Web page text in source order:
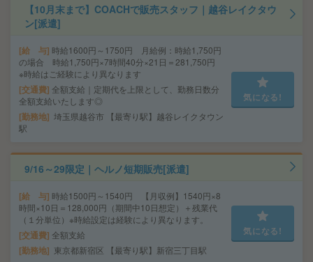
【10月末まで】COACHで販売スタッフ｜越谷レイクタウ
ン[派遣]
給 与 時給1600円～1750円 月給例：時給1,750円
の場合 時給1,750円×7時間40分×21日＝281,750円
※時給はご経験により異なります
交通費 全額支給｜定期代を上限として、勤務日数分
全額支給いたします◎
勤務地 埼玉県越谷市 【最寄り駅】越谷レイクタウン
駅
気になる!
9/16～29限定｜ヘルノ短期販売[派遣]
給 与 時給1500円～1540円 【月収例】1540円×8
時間×10日＝128,000円（期間中10日想定）＋残業代
（１分単位）※時給設定は経験により異なります。
交通費 全額支給
勤務地 東京都新宿区 【最寄り駅】新宿三丁目駅
気になる!